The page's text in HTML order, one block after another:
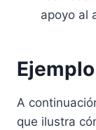
apoyo al
A
que ilustra